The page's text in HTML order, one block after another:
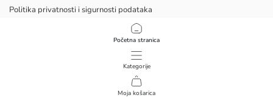
Početna stranica
Kategorije
Moja košarica
Politika privatnosti i sigurnosti podataka
Preuzmite našu aplikaciju